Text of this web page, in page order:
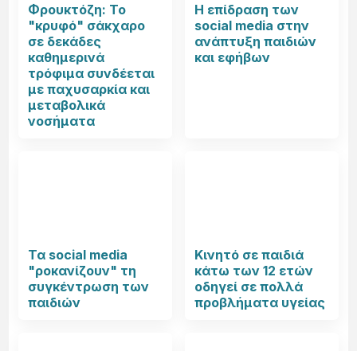
Φρουκτόζη: Το
"κρυφό" σάκχαρο
σε δεκάδες
καθημερινά
τρόφιμα συνδέεται
με παχυσαρκία και
μεταβολικά
νοσήματα
Η επίδραση των
social media στην
ανάπτυξη παιδιών
και εφήβων
Τα social media
"ροκανίζουν" τη
συγκέντρωση των
παιδιών
Κινητό σε παιδιά
κάτω των 12 ετών
οδηγεί σε πολλά
προβλήματα υγείας